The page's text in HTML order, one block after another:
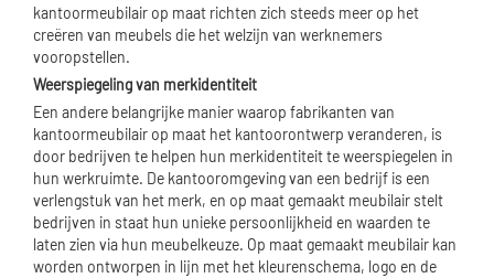
kantoormeubilair op maat richten zich steeds meer op het
creëren van meubels die het welzijn van werknemers
vooropstellen.
Weerspiegeling van merkidentiteit
Een andere belangrijke manier waarop fabrikanten van
kantoormeubilair op maat het kantoorontwerp veranderen, is
door bedrijven te helpen hun merkidentiteit te weerspiegelen in
hun werkruimte. De kantooromgeving van een bedrijf is een
verlengstuk van het merk, en op maat gemaakt meubilair stelt
bedrijven in staat hun unieke persoonlijkheid en waarden te
laten zien via hun meubelkeuze. Op maat gemaakt meubilair kan
worden ontworpen in lijn met het kleurenschema, logo en de